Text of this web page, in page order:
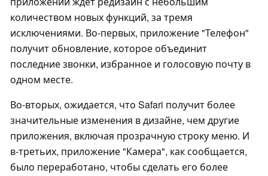
количеством новых функций, за тремя
исключениями. Во-первых, приложение "Телефон"
получит обновление, которое объединит
последние звонки, избранное и голосовую почту в
одном месте.
Во-вторых, ожидается, что Safari получит более
значительные изменения в дизайне, чем другие
приложения, включая прозрачную строку меню. И
в-третьих, приложение "Камера", как сообщается,
было переработано, чтобы сделать его более